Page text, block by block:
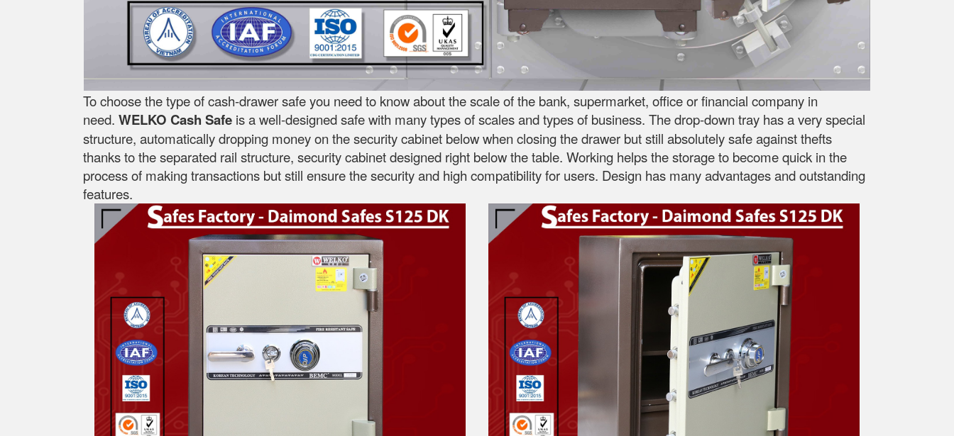
To choose the type of cash-drawer safe you need to know about the scale of the bank, supermarket, office or financial company in
need. WELKO Cash Safe is a well-designed safe with many types of scales and types of business. The drop-down tray has a very special
structure, automatically dropping money on the security cabinet below when closing the drawer but still absolutely safe against thefts
thanks to the separated rail structure, security cabinet designed right below the table. Working helps the storage to become quick in the
process of making transactions but still ensure the security and high compatibility for users. Design has many advantages and outstanding
features.